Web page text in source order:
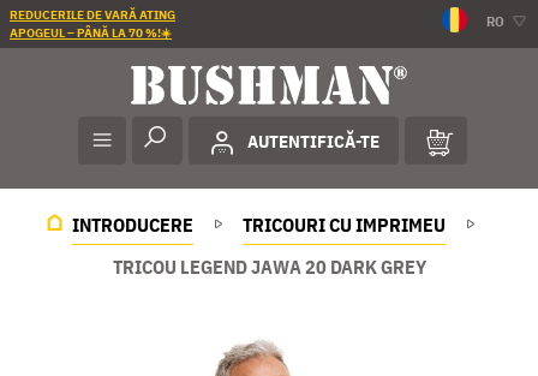
REDUCERILE DE VARĂ ATING
APOGEUL – PÂNĂ LA 70 %!☀️
RO
AUTENTIFICĂ-TE
INTRODUCERE
TRICOURI CU IMPRIMEU
TRICOU LEGEND JAWA 20 DARK GREY